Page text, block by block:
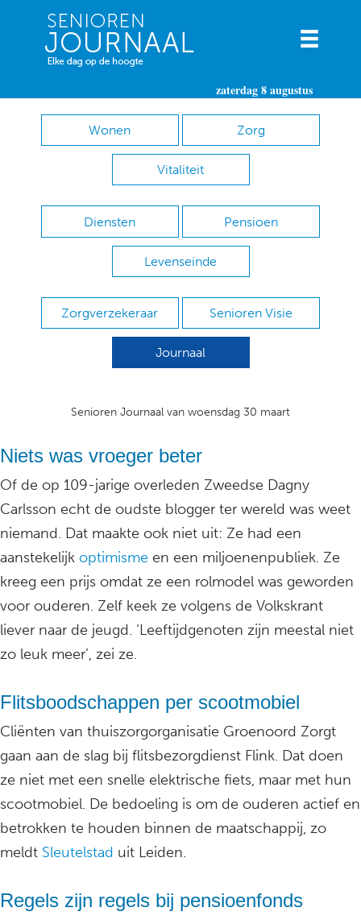
zaterdag 8 augustus
Wonen Zorg
Vitaliteit
Diensten Pensioen
Levenseinde
Zorgverzekeraar Senioren Visie
Journaal
Senioren Journaal van woensdag 30 maart
Niets was vroeger beter
Of de op 109-jarige overleden Zweedse Dagny
Carlsson echt de oudste blogger ter wereld was weet
niemand. Dat maakte ook niet uit: Ze had een
aanstekelijk optimisme en een miljoenenpubliek. Ze
kreeg een prijs omdat ze een rolmodel was geworden
voor ouderen. Zelf keek ze volgens de Volkskrant
liever naar de jeugd. ‘Leeftijdgenoten zijn meestal niet
zo leuk meer’, zei ze.
Flitsboodschappen per scootmobiel
Cliënten van thuiszorgorganisatie Groenoord Zorgt
gaan aan de slag bij flitsbezorgdienst Flink. Dat doen
ze niet met een snelle elektrische fiets, maar met hun
scootmobiel. De bedoeling is om de ouderen actief en
betrokken te houden binnen de maatschappij, zo
meldt Sleutelstad uit Leiden.
Regels zijn regels bij pensioenfonds